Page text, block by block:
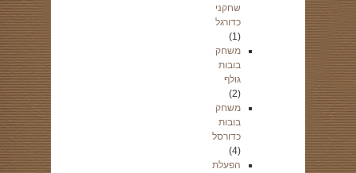
שחקני
כדורגל
(1)
משחק
בובות
גולף
(2)
משחק
בובות
כדורסל
(4)
הפעלת